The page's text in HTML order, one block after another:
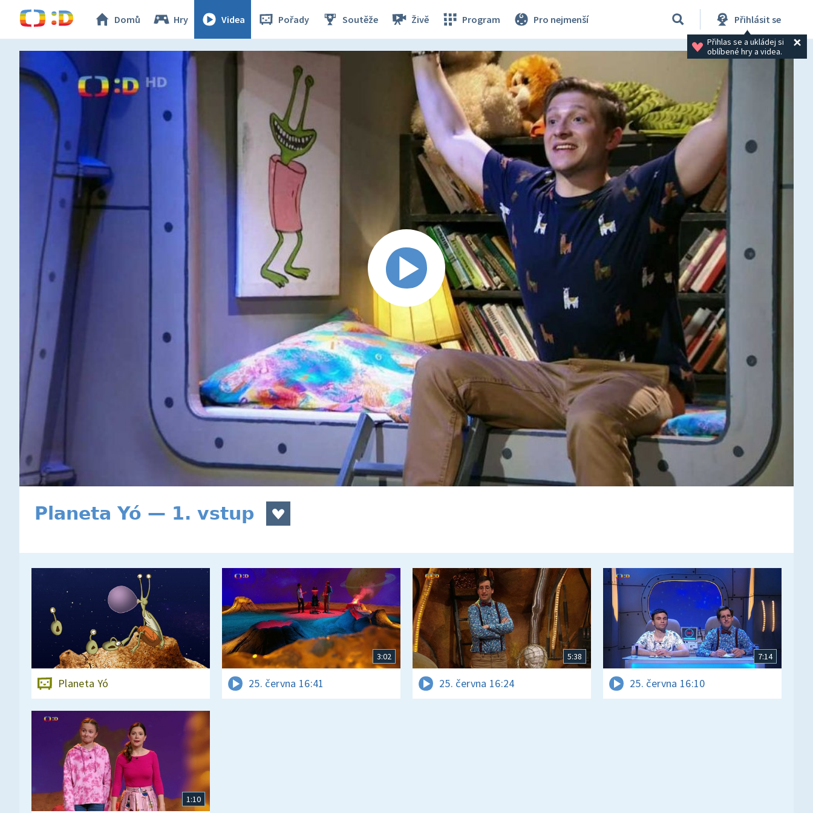
Domů Hry Videa Pořady Soutěže Živě Program Pro nejmenší Přihlásit se
Přihlas se a ukládej si
oblíbené hry a videa.
Planeta Yó — 1. vstup
Planeta Yó
3:02
25. června 16:41
5:38
25. června 16:24
7:14
25. června 16:10
1:10